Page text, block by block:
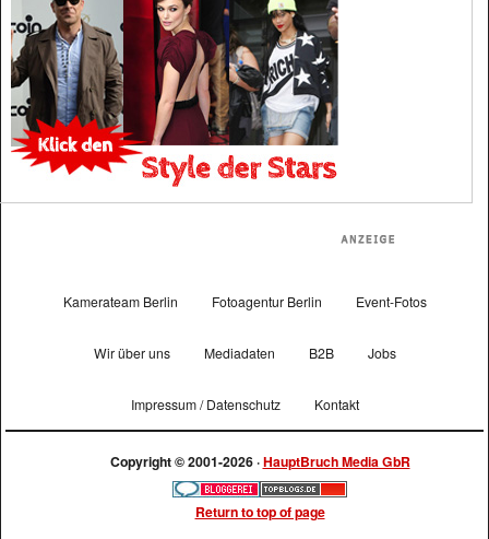
Kamerateam Berlin Fotoagentur Berlin Event-Fotos
Wir über uns Mediadaten B2B Jobs
Impressum / Datenschutz Kontakt
Copyright © 2001-2026 ·HauptBruch Media GbR
Return to top of page